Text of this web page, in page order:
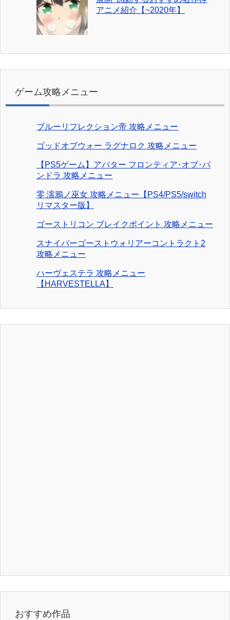
アニメ紹介【~2020年】
ゲーム攻略メニュー
ブルーリフレクション帝 攻略メニュー
ゴッドオブウォー ラグナロク 攻略メニュー
【PS5ゲーム】アバター フロンティア･オブ･パ
ンドラ 攻略メニュー
零 濡鴉ノ巫女 攻略メニュー【PS4/PS5/switch
リマスター版】
ゴーストリコン ブレイクポイント 攻略メニュー
スナイパーゴーストウォリアーコントラクト2
攻略メニュー
ハーヴェステラ 攻略メニュー
【HARVESTELLA】
おすすめ作品